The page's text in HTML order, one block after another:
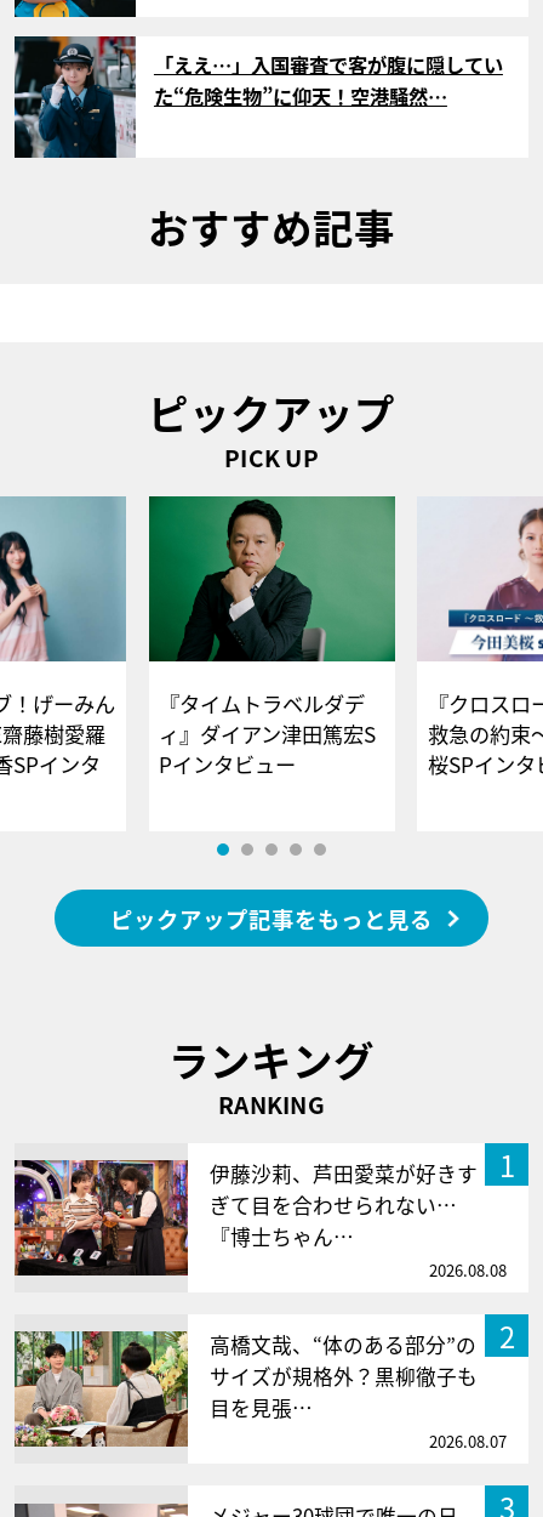
サムネイル
「ええ…」入国審査で客が腹に隠してい
た“危険生物”に仰天！空港騒然…
おすすめ記事
ピックアップ
PICK UP
！げーみん
藤樹愛羅
SPインタ
『タイムトラベルダデ
ィ』ダイアン津田篤宏S
Pインタビュー
『クロス
救急の約束
桜SPイ
ピックアップ記事をもっと見る
ランキング
RANKING
1
伊藤沙莉、芦田愛菜が好きす
ぎて目を合わせられない…
『博士ちゃん…
2026.08.08
2
高橋文哉、“体のある部分”の
サイズが規格外？黒柳徹子も
目を見張…
2026.08.07
3